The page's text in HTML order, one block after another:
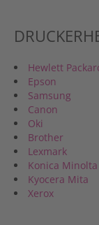
Hewlett
Epson
Samsung
Canon
Oki
Brother
Lexmark
Konica Minolta
Kyocera Mita
Xerox